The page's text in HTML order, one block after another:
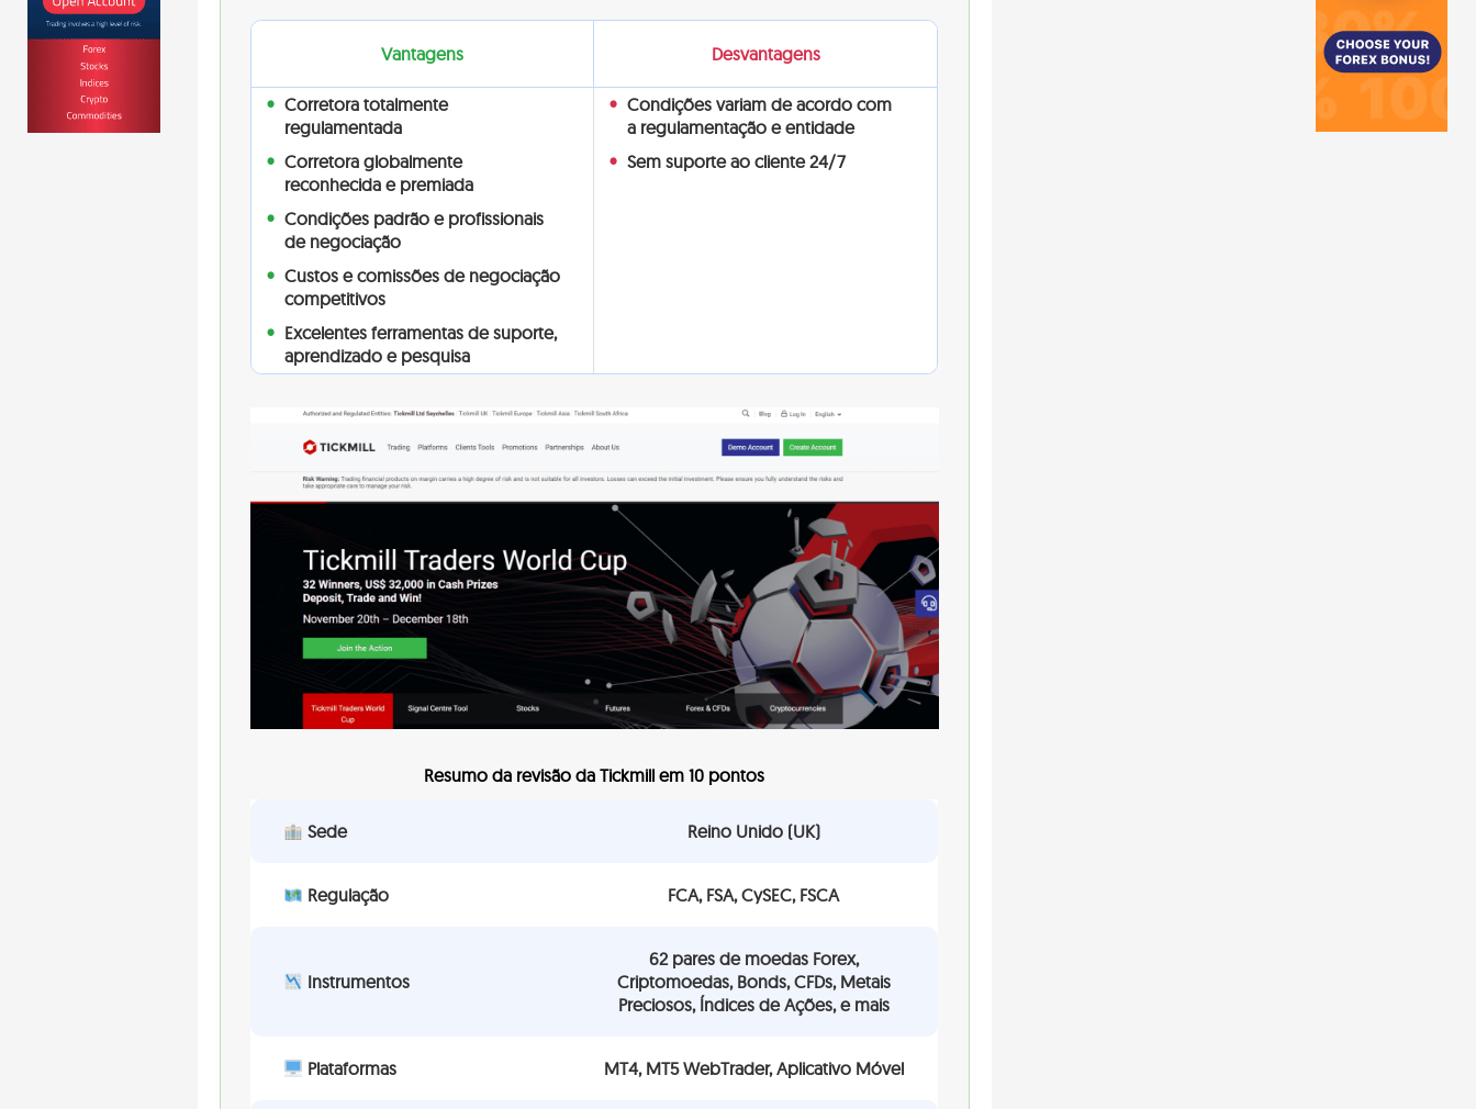
Vantagens Desvantagens
Corretora totalmente
regulamentada
Condições variam de acordo com
a regulamentação e entidade
Corretora globalmente
reconhecida e premiada
Sem suporte ao cliente 24/7
Condições padrão e profissionais
de negociação
Custos e comissões de negociação
competitivos
Excelentes ferramentas de suporte,
aprendizado e pesquisa
Resumo da revisão da Tickmill em 10 pontos
Sede Reino Unido (UK)
Regulação FCA, FSA, CySEC, FSCA
Instrumentos
62 pares de moedas Forex,
Criptomoedas, Bonds, CFDs, Metais
Preciosos, Índices de Ações, e mais
Plataformas MT4, MT5 WebTrader, Aplicativo Móvel